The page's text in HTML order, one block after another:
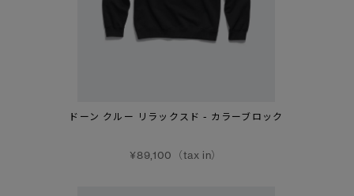
ドーン クルー リラックスド - カラーブロック
¥89,100（tax in）